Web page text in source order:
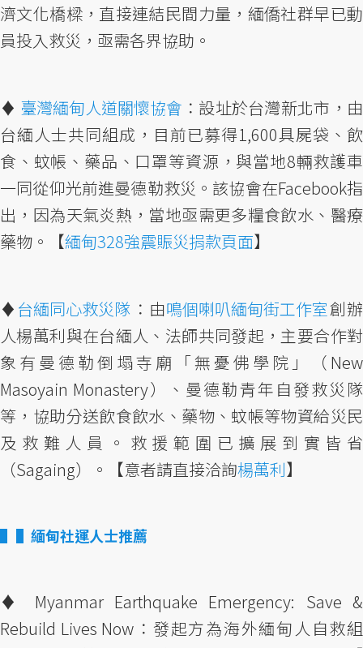
濟文化橋樑，直接連結民間力量，緬僑社群早已動
員投入救災，亟需各界協助。
♦︎ 臺灣緬甸人道關懷協會 ：設址於台灣新北市，由
台緬人士共同組成，目前已募得1,600具屍袋、飲
食、蚊帳、藥品、口罩等資源，與當地8輛救護車
一同從仰光前進曼德勒救災。該協會在Facebook指
出，因為天氣炎熱，當地亟需更多糧食飲水、醫療
藥物。【緬甸328強震賑災捐款頁面】
♦︎ 台緬同心救災隊 ：由鳴個喇叭緬甸街工作室創辦
人楊萬利與在台緬人、法師共同發起，主要合作對
象有曼德勒倒塌寺廟「無憂佛學院」（New
Masoyain Monastery）、曼德勒青年自發救災隊
等，協助分送飲食飲水、藥物、蚊帳等物資給災民
及救難人員。救援範圍已擴展到實皆省
（Sagaing）。【意者請直接洽詢楊萬利】
▌緬甸社運人士推薦
♦︎ Myanmar Earthquake Emergency: Save &
Rebuild Lives Now：發起方為海外緬甸人自救組